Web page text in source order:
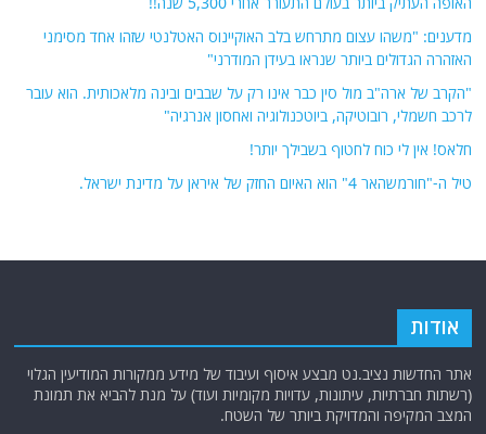
מדענים: "משהו עצום מתרחש בלב האוקיינוס האטלנטי שזהו אחד מסימני
האזהרה הגדולים ביותר שנראו בעידן המודרני"
"הקרב של ארה"ב מול סין כבר אינו רק על שבבים ובינה מלאכותית. הוא עובר
לרכב חשמלי, רובוטיקה, ביוטכנולוגיה ואחסון אנרגיה"
חלאס! אין לי כוח לחטוף בשבילך יותר!
טיל ה-"חורמשהאר 4" הוא האיום החזק של איראן על מדינת ישראל.
אודות
אתר החדשות נציב.נט מבצע איסוף ועיבוד של מידע ממקורות המודיעין הגלוי
(רשתות חברתיות, עיתונות, עדויות מקומיות ועוד) על מנת להביא את תמונת
המצב המקיפה והמדויקת ביותר של השטח.